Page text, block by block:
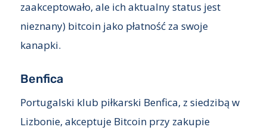
zaakceptowało, ale ich aktualny status jest
nieznany) bitcoin jako płatność za swoje
kanapki.
Benfica
Portugalski klub piłkarski Benfica, z siedzibą w
Lizbonie, akceptuje Bitcoin przy zakupie